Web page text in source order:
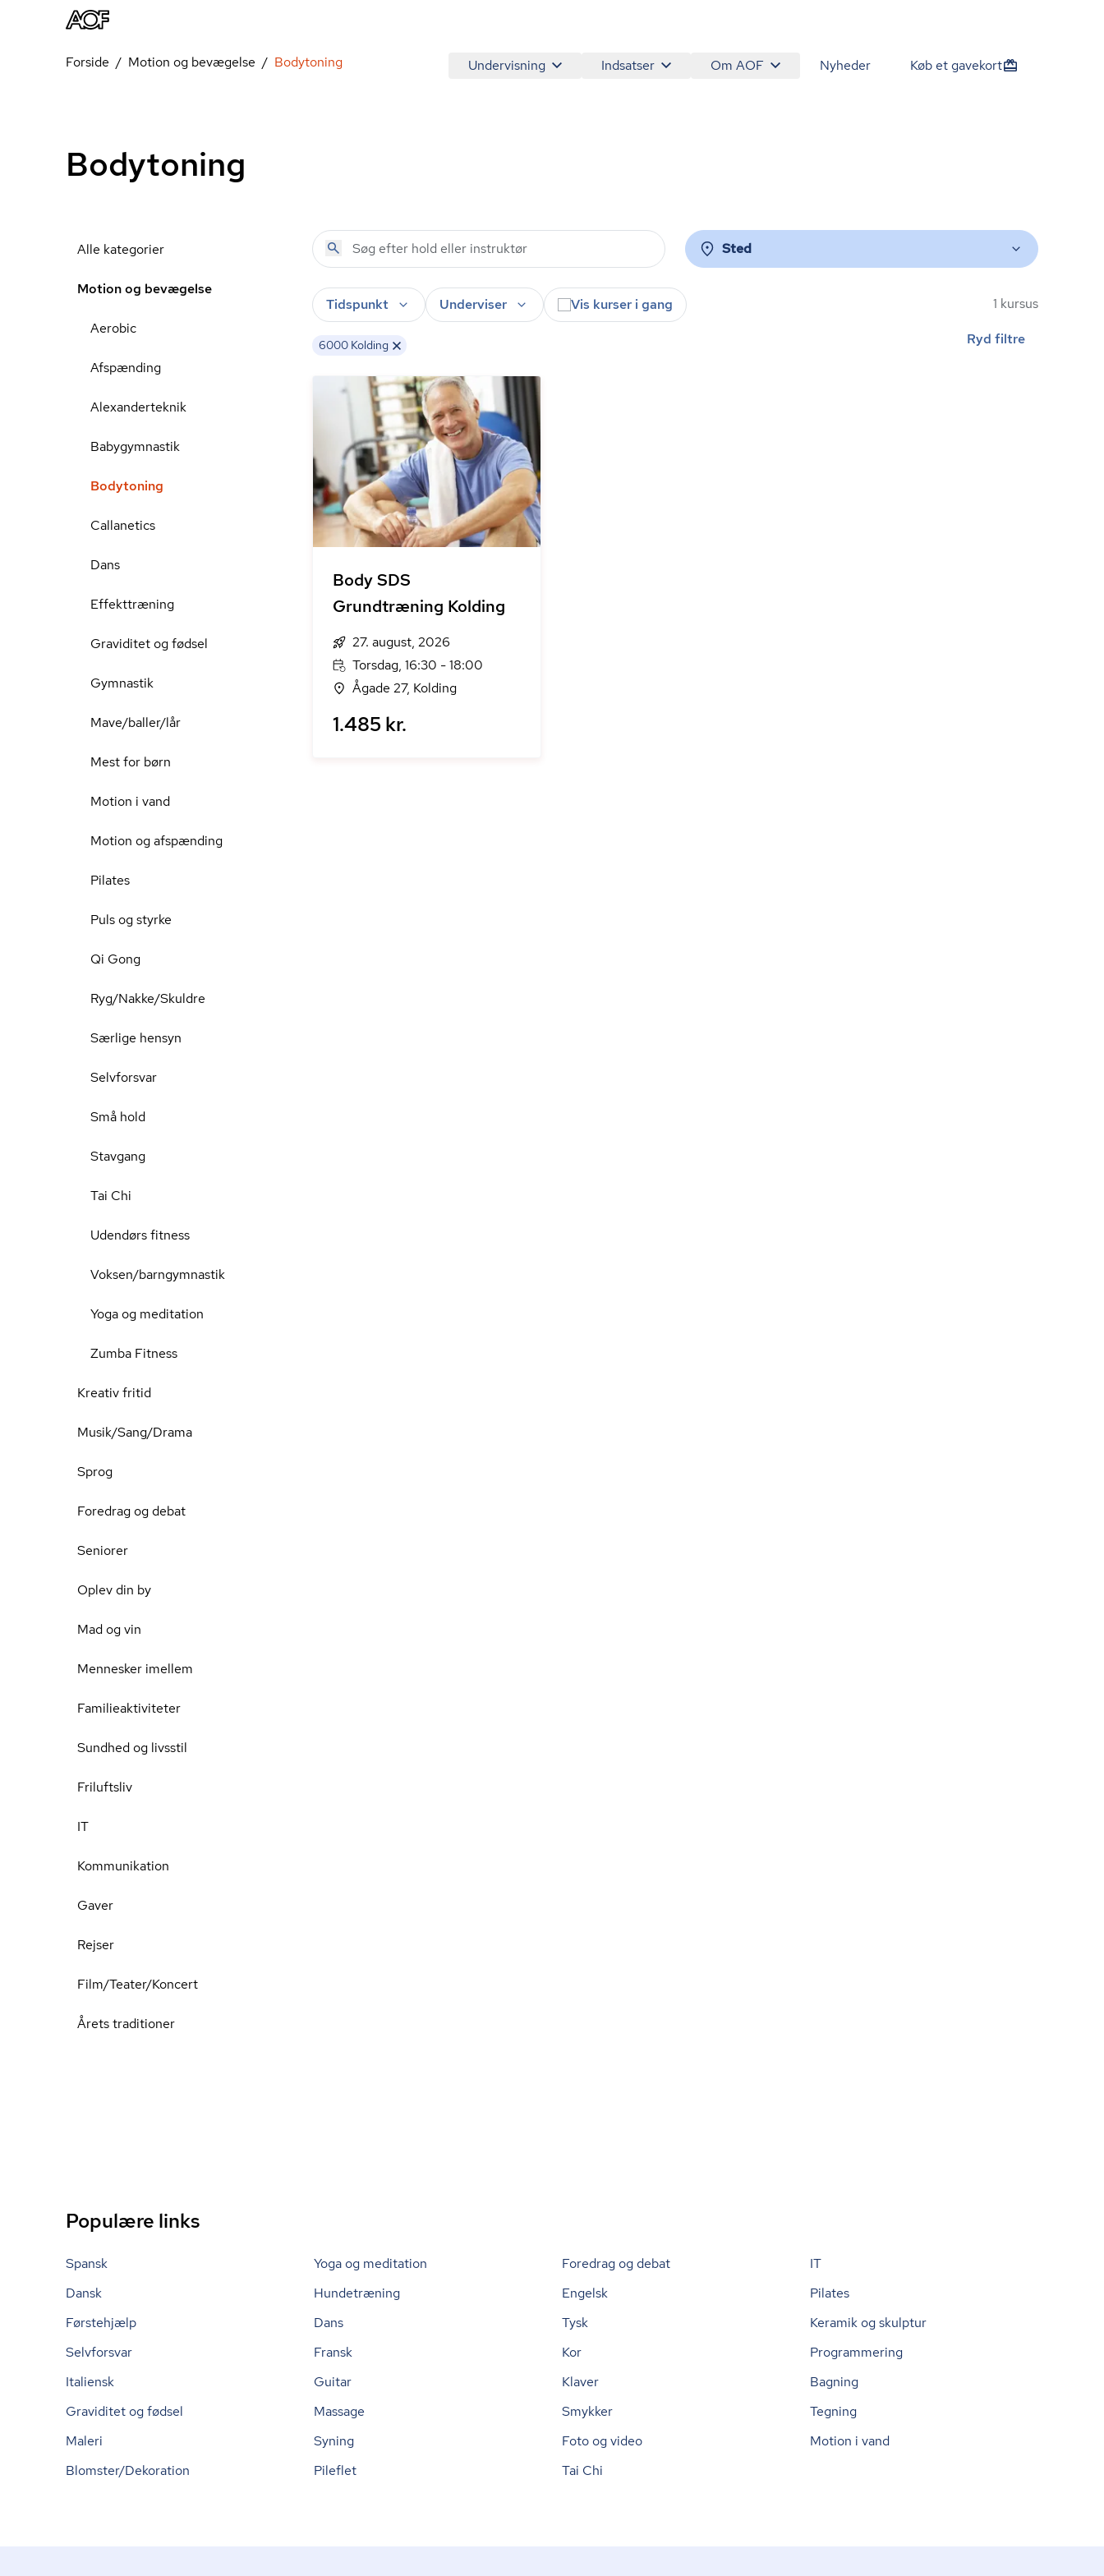
Undervisning Indsatser Om AOF Nyheder Køb et gavekort
Forside Motion og bevægelse Bodytoning
Bodytoning
Alle kategorier
Motion og bevægelse
Aerobic
Afspænding
Alexanderteknik
Babygymnastik
Bodytoning
Callanetics
Dans
Effekttræning
Graviditet og fødsel
Gymnastik
Mave/baller/lår
Mest for børn
Motion i vand
Motion og afspænding
Pilates
Puls og styrke
Qi Gong
Ryg/Nakke/Skuldre
Særlige hensyn
Selvforsvar
Små hold
Stavgang
Tai Chi
Udendørs fitness
Voksen/barngymnastik
Yoga og meditation
Zumba Fitness
Kreativ fritid
Musik/Sang/Drama
Sprog
Foredrag og debat
Seniorer
Oplev din by
Mad og vin
Mennesker imellem
Familieaktiviteter
Sundhed og livsstil
Friluftsliv
IT
Kommunikation
Gaver
Rejser
Film/Teater/Koncert
Årets traditioner
Sted
Tidspunkt Underviser Vis kurser i gang
6000 Kolding
1 kursus
Ryd filtre
Body SDS
Grundtræning Kolding
27. august, 2026
Torsdag, 16:30 - 18:00
Ågade 27, Kolding
1.485 kr.
Populære links
Spansk Yoga og meditation Foredrag og debat
IT
Dansk
Hundetræning Engelsk
Pilates
Førstehjælp
Dans Tysk
Keramik og skulptur
Selvforsvar
Fransk Kor
Programmering
Italiensk
Guitar Klaver
Bagning
Graviditet og fødsel
Massage Smykker
Tegning
Maleri
Syning Foto og video
Motion i vand
Blomster/Dekoration
Pileflet Tai Chi